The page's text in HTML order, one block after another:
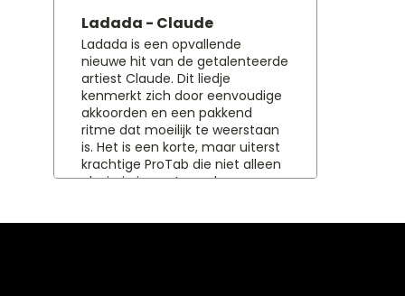
Ladada - Claude
Ladada is een opvallende
nieuwe hit van de getalenteerde
artiest Claude. Dit liedje
kenmerkt zich door eenvoudige
akkoorden en een pakkend
ritme dat moeilijk te weerstaan
is. Het is een korte, maar uiterst
krachtige ProTab die niet alleen
plezierig is om te spelen, maar